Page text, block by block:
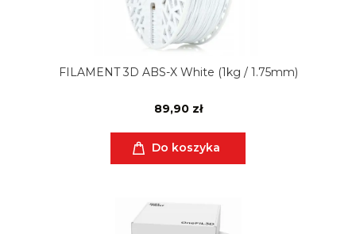
FILAMENT 3D ABS-X White (1kg / 1.75mm)
89,90 zł
Do koszyka